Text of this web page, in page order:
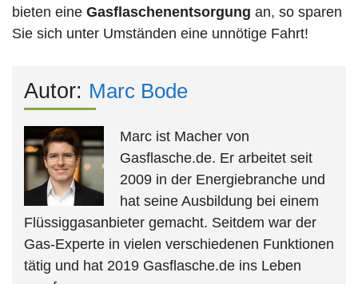
bieten eine Gasflaschenentsorgung an, so sparen
Sie sich unter Umständen eine unnötige Fahrt!
Autor: Marc Bode
Marc ist Macher von
Gasflasche.de. Er arbeitet seit
2009 in der Energiebranche und
hat seine Ausbildung bei einem
Flüssiggasanbieter gemacht. Seitdem war der
Gas-Experte in vielen verschiedenen Funktionen
tätig und hat 2019 Gasflasche.de ins Leben